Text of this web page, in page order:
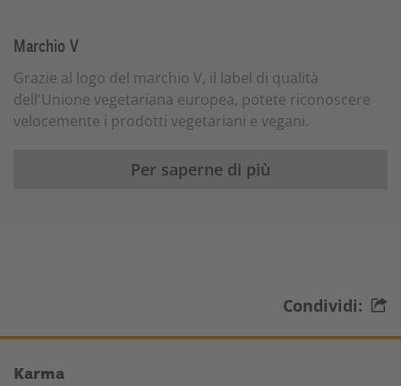
Marchio V
Grazie al logo del marchio V, il label di qualità
dell'Unione vegetariana europea, potete riconoscere
velocemente i prodotti vegetariani e vegani.
Per saperne di più
Condividi:
Karma